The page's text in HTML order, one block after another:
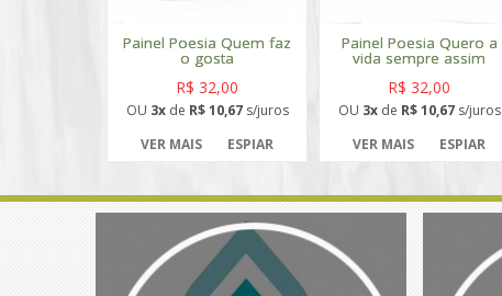
Painel Poesia Quem faz
o gosta
R$ 32,00
OU 3xde R$ 10,67s/juros
VER MAIS
ESPIAR
Painel Poesia Quero a
vida sempre assim
R$ 32,00
OU 3xde R$ 10,67s/juros
VER MAIS
ESPIAR